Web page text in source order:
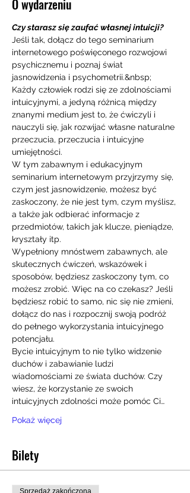
O wydarzeniu
Czy starasz się zaufać własnej intuicji?
Jeśli tak, dołącz do tego seminarium
internetowego poświęconego rozwojowi
psychicznemu i poznaj świat
jasnowidzenia i psychometrii.&nbsp;
Każdy człowiek rodzi się ze zdolnościami
intuicyjnymi, a jedyną różnicą między
znanymi medium jest to, że ćwiczyli i
nauczyli się, jak rozwijać własne naturalne
przeczucia, przeczucia i intuicyjne
umiejętności.
W tym zabawnym i edukacyjnym
seminarium internetowym przyjrzymy się,
czym jest jasnowidzenie, możesz być
zaskoczony, że nie jest tym, czym myślisz,
a także jak odbierać informacje z
przedmiotów, takich jak klucze, pieniądze,
kryształy itp.
Wypełniony mnóstwem zabawnych, ale
skutecznych ćwiczeń, wskazówek i
sposobów, będziesz zaskoczony tym, co
możesz zrobić. Więc na co czekasz? Jeśli
będziesz robić to samo, nic się nie zmieni,
dołącz do nas i rozpocznij swoją podróż
do pełnego wykorzystania intuicyjnego
potencjału.
Bycie intuicyjnym to nie tylko widzenie
duchów i zabawianie ludzi
wiadomościami ze świata duchów. Czy
wiesz, że korzystanie ze swoich
intuicyjnych zdolności może pomóc Ci…
Pokaż więcej
Bilety
Sprzedaż zakończona